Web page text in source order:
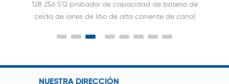
128 256 512 probador de capacidad de batería de
celda de iones de litio de alta corriente de canal
NUESTRA DIRECCIÓN